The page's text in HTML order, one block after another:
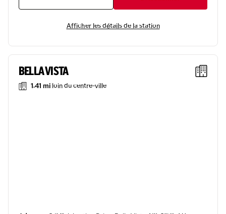
Afficher les détails de la station
BELLA VISTA
1.41 mi loin du centre-ville